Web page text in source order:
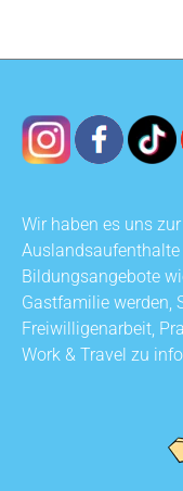
Wir haben es uns
Bildungsangebote
Gastfamilie werden,
Freiwilligenarbeit,
Work & Travel zu